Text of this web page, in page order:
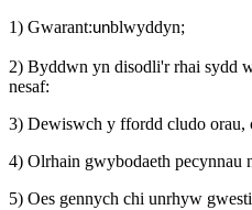
1) Gwarant:unblwyddyn;
2) Byddwn yn disodli'r rhai sydd
nesaf:
3) Dewiswch y ffordd cludo orau,
4) Olrhain gwybodaeth pecynnau
5) Oes gennych chi unrhyw